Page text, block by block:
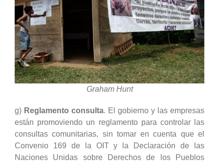
Graham Hunt
g) Reglamento consulta. El gobierno y las empresas
están promoviendo un reglamento para controlar las
consultas comunitarias, sin tomar en cuenta que el
Convenio 169 de la OIT y la Declaración de las
Naciones Unidas sobre Derechos de los Pueblos